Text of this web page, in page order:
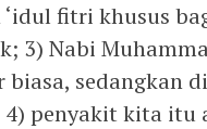
fitri khusus
3) Nabi
sedangkan
penyakit kita itu